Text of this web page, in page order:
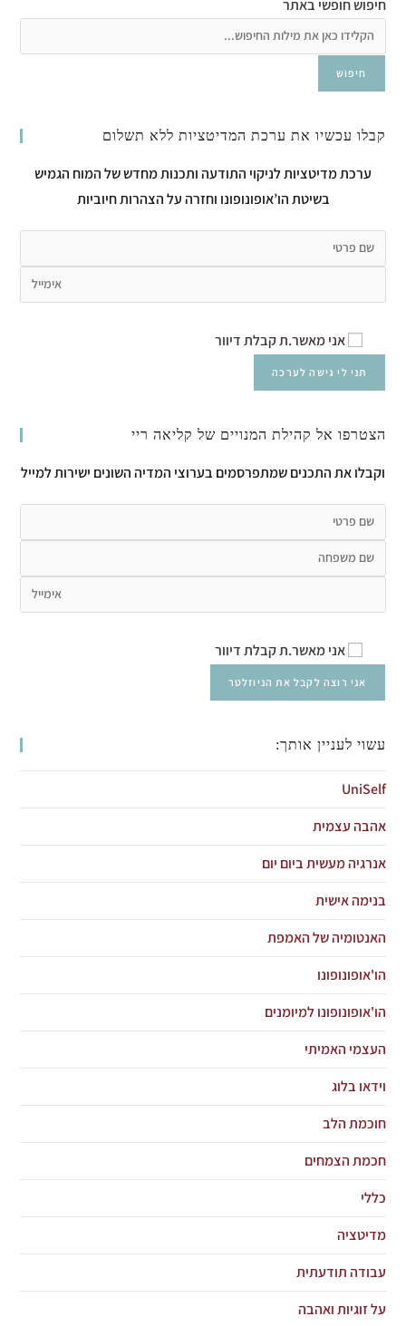
חיפוש חופשי באתר
חיפוש
קבלו עכשיו את ערכת המדיטציות ללא תשלום
ערכת מדיטציות לניקוי התודעה ותכנות מחדש של המוח הגמיש
בשיטת הו’אופונופונו וחזרה על הצהרות חיוביות
אני מאשר.ת קבלת דיוור
הצטרפו אל קהילת המנויים של קליאה ריי
וקבלו את התכנים שמתפרסמים בערוצי המדיה השונים ישירות למייל
אני מאשר.ת קבלת דיוור
עשוי לעניין אותך:
UniSelf
אהבה עצמית
אנרגיה מעשית ביום יום
בנימה אישית
האנטומיה של האמפת
הו'אופונופונו
הו'אופונופונו למיומנים
העצמי האמיתי
וידאו בלוג
חוכמת הלב
חכמת הצמחים
כללי
מדיטציה
עבודה תודעתית
על זוגיות ואהבה